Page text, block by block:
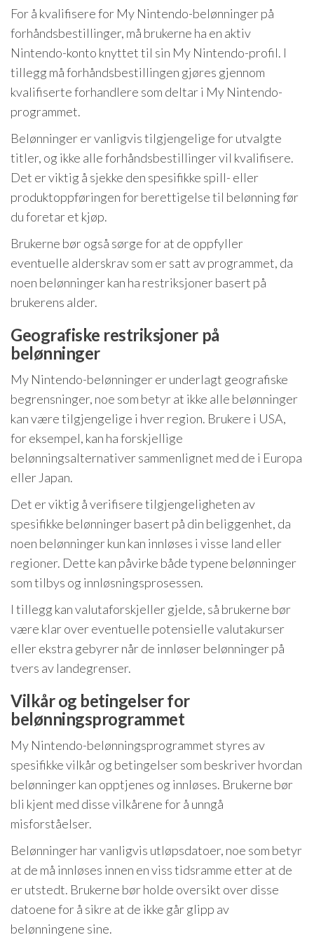
For å kvalifisere for My Nintendo-belønninger på
forhåndsbestillinger, må brukerne ha en aktiv
Nintendo-konto knyttet til sin My Nintendo-profil. I
tillegg må forhåndsbestillingen gjøres gjennom
kvalifiserte forhandlere som deltar i My Nintendo-
programmet.
Belønninger er vanligvis tilgjengelige for utvalgte
titler, og ikke alle forhåndsbestillinger vil kvalifisere.
Det er viktig å sjekke den spesifikke spill- eller
produktoppføringen for berettigelse til belønning før
du foretar et kjøp.
Brukerne bør også sørge for at de oppfyller
eventuelle alderskrav som er satt av programmet, da
noen belønninger kan ha restriksjoner basert på
brukerens alder.
Geografiske restriksjoner på
belønninger
My Nintendo-belønninger er underlagt geografiske
begrensninger, noe som betyr at ikke alle belønninger
kan være tilgjengelige i hver region. Brukere i USA,
for eksempel, kan ha forskjellige
belønningsalternativer sammenlignet med de i Europa
eller Japan.
Det er viktig å verifisere tilgjengeligheten av
spesifikke belønninger basert på din beliggenhet, da
noen belønninger kun kan innløses i visse land eller
regioner. Dette kan påvirke både typene belønninger
som tilbys og innløsningsprosessen.
I tillegg kan valutaforskjeller gjelde, så brukerne bør
være klar over eventuelle potensielle valutakurser
eller ekstra gebyrer når de innløser belønninger på
tvers av landegrenser.
Vilkår og betingelser for
belønningsprogrammet
My Nintendo-belønningsprogrammet styres av
spesifikke vilkår og betingelser som beskriver hvordan
belønninger kan opptjenes og innløses. Brukerne bør
bli kjent med disse vilkårene for å unngå
misforståelser.
Belønninger har vanligvis utløpsdatoer, noe som betyr
at de må innløses innen en viss tidsramme etter at de
er utstedt. Brukerne bør holde oversikt over disse
datoene for å sikre at de ikke går glipp av
belønningene sine.